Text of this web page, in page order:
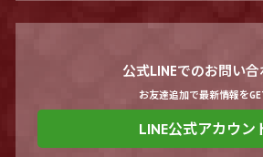
公式LINEでのお問い
お友達追加で最新情報を
LINE公式アカウン